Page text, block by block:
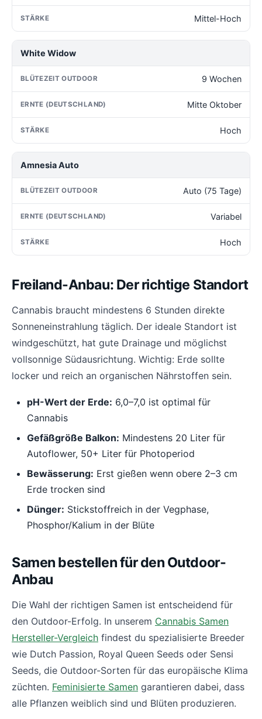
Mittel-Hoch
White Widow
9 Wochen
Mitte Oktober
Hoch
Amnesia Auto
Auto (75 Tage)
Variabel
Hoch
Freiland-Anbau: Der richtige Standort
Cannabis braucht mindestens 6 Stunden direkte
Sonneneinstrahlung täglich. Der ideale Standort ist
windgeschützt, hat gute Drainage und möglichst
vollsonnige Südausrichtung. Wichtig: Erde sollte
locker und reich an organischen Nährstoffen sein.
pH-Wert der Erde: 6,0–7,0 ist optimal für
Cannabis
Gefäßgröße Balkon: Mindestens 20 Liter für
Autoflower, 50+ Liter für Photoperiod
Bewässerung: Erst gießen wenn obere 2–3 cm
Erde trocken sind
Dünger: Stickstoffreich in der Vegphase,
Phosphor/Kalium in der Blüte
Samen bestellen für den Outdoor-
Anbau
Die Wahl der richtigen Samen ist entscheidend für
den Outdoor-Erfolg. In unserem Cannabis Samen
Hersteller-Vergleich findest du spezialisierte Breeder
wie Dutch Passion, Royal Queen Seeds oder Sensi
Seeds, die Outdoor-Sorten für das europäische Klima
züchten. Feminisierte Samen garantieren dabei, dass
alle Pflanzen weiblich sind und Blüten produzieren.